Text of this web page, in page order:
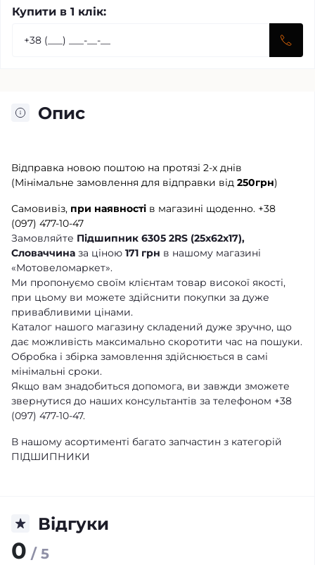
Купити в 1 клік:
Опис
Відправка новою поштою на протязі 2-х днів
(Мінімальне замовлення для відправки від 250грн)
Самовивіз, при наявності в магазині щоденно. +38
(097) 477-10-47
Замовляйте Підшипник 6305 2RS (25x62x17),
Словаччина за ціною 171 грн в нашому магазині
«Мотовеломаркет».
Ми пропонуємо своїм клієнтам товар високої якості,
при цьому ви можете здійснити покупки за дуже
привабливими цінами.
Каталог нашого магазину складений дуже зручно, що
дає можливість максимально скоротити час на пошуки.
Обробка і збірка замовлення здійснюється в самі
мінімальні сроки.
Якщо вам знадобиться допомога, ви завжди зможете
звернутися до наших консультантів за телефоном +38
(097) 477-10-47.
В нашому асортименті багато запчастин з категорій
ПІДШИПНИКИ
Відгуки
0 / 5